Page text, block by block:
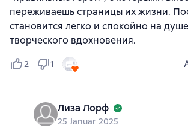
переживаешь страницы их жизни.
становится легко и спокойно на
творческого вдохновения.
2 1
Лиза Лорф
25 Januar 2025